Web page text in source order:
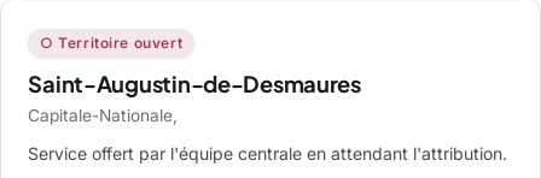
○ Territoire ouvert
Saint-Augustin-de-Desmaures
Capitale-Nationale,
Service offert par l'équipe centrale en attendant l'attribution.